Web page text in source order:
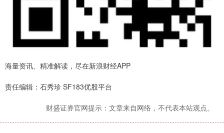
海量资讯、精准解读，尽在新浪财经APP
责任编辑：石秀珍 SF183优股平台
财盛证券官网提示：文章来自网络，不代表本站观点。